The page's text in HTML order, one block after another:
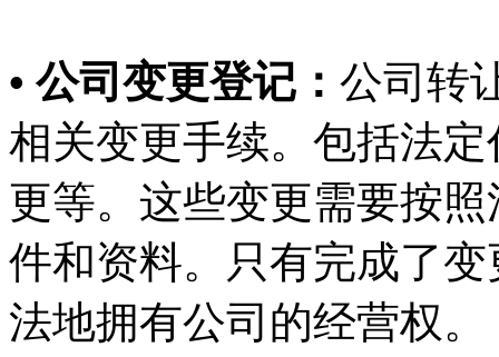
• 公司变更登记： 公司转
相关变更手续。包括法
更等。这些变更需要按
件和资料。只有完成了
法地拥有公司的经营权。